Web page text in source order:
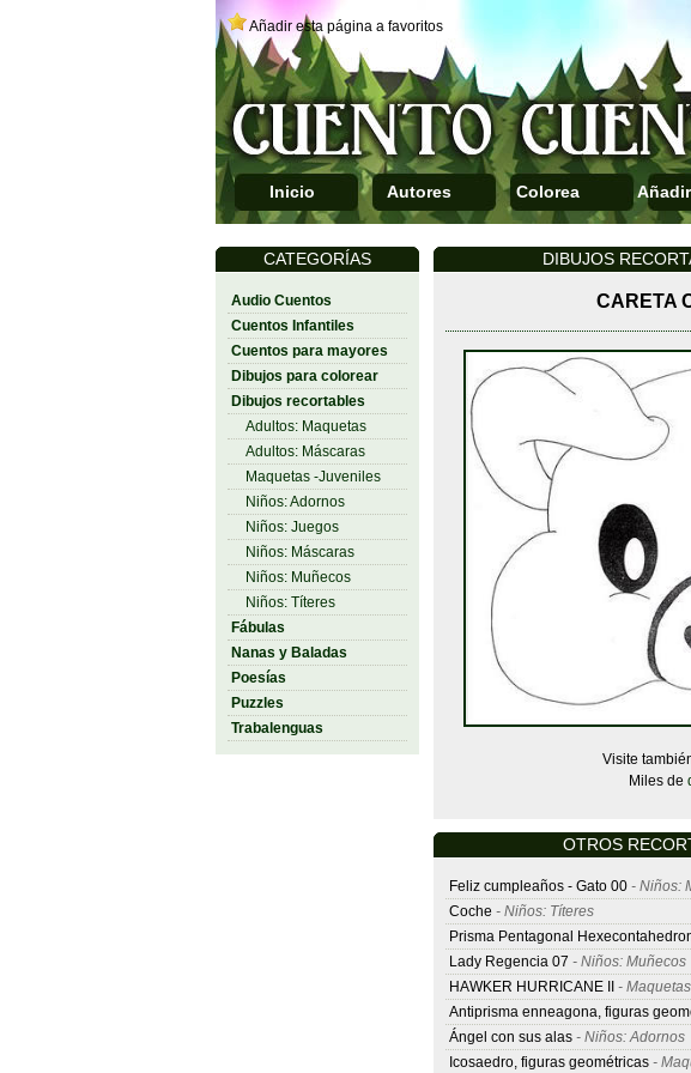
Añadir esta página a favoritos
Inicio Autores Colorea
CATEGORÍAS
Audio Cuentos
Cuentos Infantiles
Cuentos para mayores
Dibujos para colorear
Dibujos recortables
Adultos: Maquetas
Adultos: Máscaras
Maquetas -Juveniles
Niños: Adornos
Niños: Juegos
Niños: Máscaras
Niños: Muñecos
Niños: Títeres
Fábulas
Nanas y Baladas
Poesías
Puzzles
Trabalenguas
DIBUJOS
CARETA
Visite
Miles de
OTROS
Feliz cumpleaños - Gato 00- Niños:
Coche - Niños: Títeres
Prisma Pentagonal
Lady Regencia 07 - Niños: Muñecos
HAWKER HURRICANE II -
Antiprisma enneagona, figuras
Ángel con sus alas- Niños: Adornos
Icosaedro, figuras geométricas-